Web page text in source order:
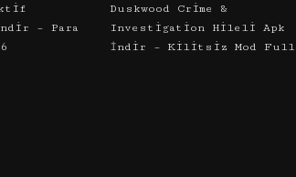
– Para
Duskwood Crime &
Investigation Hileli Apk
İndir – Kilitsiz Mod Full